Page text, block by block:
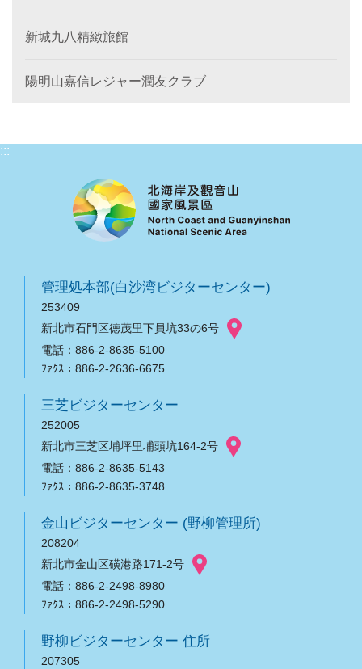
新城九八精緻旅館
陽明山嘉信レジャー潤友クラブ
:::
管理処本部(白沙湾ビジターセンター)
253409
新北市石門区徳茂里下員坑33の6号
電話：886-2-8635-5100
ﾌｧｸｽ：886-2-2636-6675
三芝ビジターセンター
252005
新北市三芝区埔坪里埔頭坑164-2号
電話：886-2-8635-5143
ﾌｧｸｽ：886-2-8635-3748
金山ビジターセンター (野柳管理所)
208204
新北市金山区磺港路171-2号
電話：886-2-2498-8980
ﾌｧｸｽ：886-2-2498-5290
野柳ビジターセンター 住所
207305